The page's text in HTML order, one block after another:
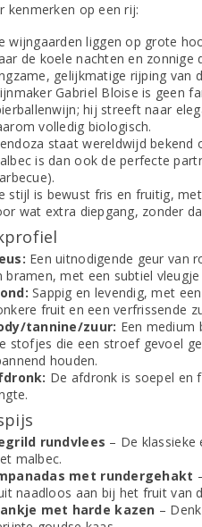
kenmerken op een rij:
wijngaarden liggen op grote
de koele nachten en zonnige
gelijkmatige rijping van
Gabriel Bloise is geen
hij streeft naar
volledig biologisch.
staat wereldwijd bekend
is dan ook de perfecte
stijl is bewust fris en fruitig,
wat extra diepgang, zonder
Een uitnodigende geur van
bramen, met een subtiel
Sappig en levendig, met
fruit en een verfrissende
tannine/zuur: Een medium
stofjes die een stroef gevoel
houden.
De afdronk is soepel en
rundvlees – De
malbec.
met rundergehakt
naadloos aan bij het fruit van
met harde kazen –